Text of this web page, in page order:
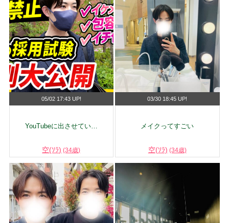
05/02 17:43 UP!
YouTubeに出させてい…
空(ｿﾗ) (34歳)
03/30 18:45 UP!
メイクってすごい
空(ｿﾗ) (34歳)